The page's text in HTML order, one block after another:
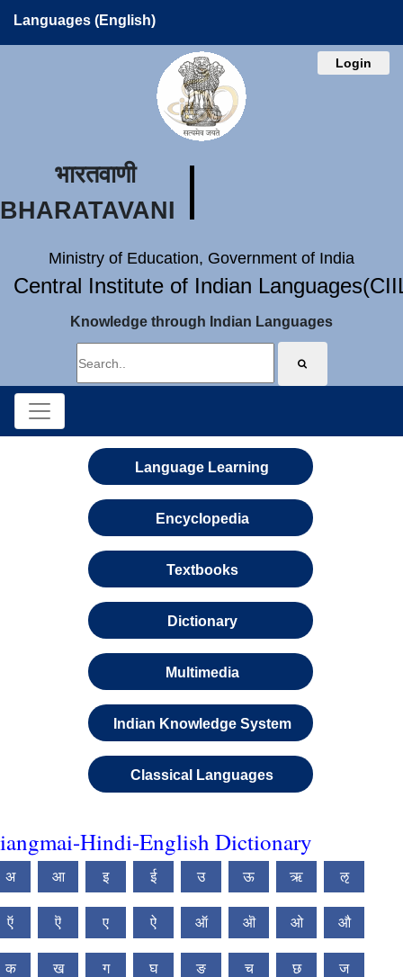
Languages (English)
Login
भारतवाणी
BHARATAVANI
Ministry of Education, Government of India
Central Institute of Indian
Knowledge through Indian Languages
Language Learning
Encyclopedia
Textbooks
Dictionary
Multimedia
Indian Knowledge System
Classical Languages
Hindi-English Dictionary
अ आ इ ई उ ऊ ऋ ऌ
ऍ ऎ ए ऐ ऑ ऒ ओ औ
क ख ग घ ङ च छ ज